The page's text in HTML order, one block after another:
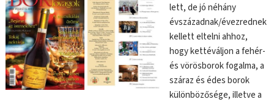
lett, de jó néhány
évszázadnak/évezrednek
kellett eltelni ahhoz,
hogy kettéváljon a fehér-
és vörösborok fogalma, a
száraz és édes borok
különbözősége, illetve a